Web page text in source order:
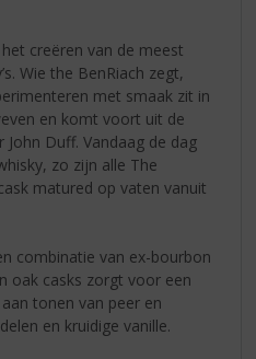
creëren van de meest
Wie the BenRiach zegt,
met smaak zit in
en komt voort uit de
Duff. Vandaag de dag
zo zijn alle The
matured op vaten vanuit
combinatie van ex-bourbon
oak casks zorgt voor een
tonen van peer en
en kruidige vanille.